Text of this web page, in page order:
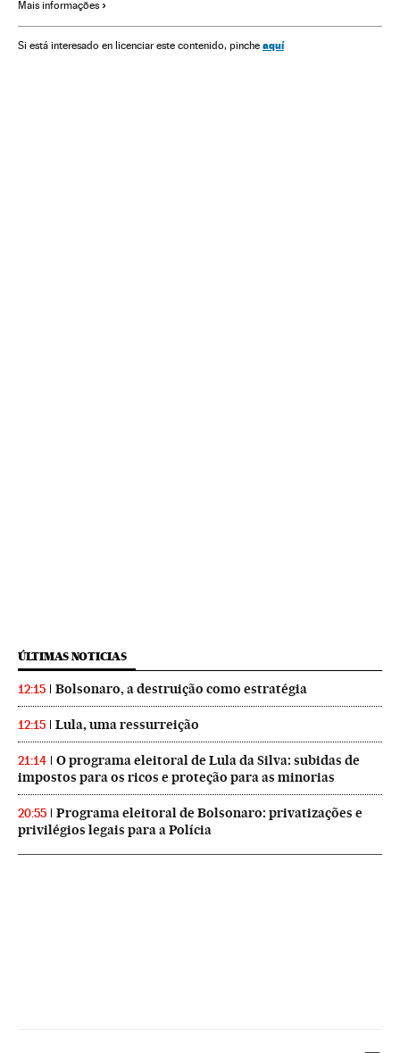
Mais informações
Si está interesado en licenciar este contenido, pinche aquí
ÚLTIMAS NOTICIAS
12:15 Bolsonaro, a destruição como estratégia
12:15 Lula, uma ressurreição
21:14
O programa eleitoral de Lula da Silva: subidas de
impostos para os ricos e proteção para as minorias
20:55
Programa eleitoral de Bolsonaro: privatizações e
privilégios legais para a Polícia